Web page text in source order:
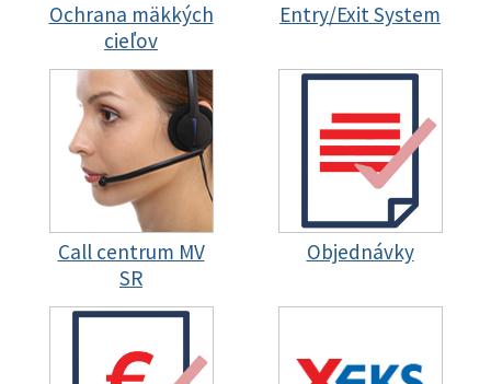
Ochrana mäkkých
cieľov
Entry/Exit System
Call centrum MV
SR
Objednávky